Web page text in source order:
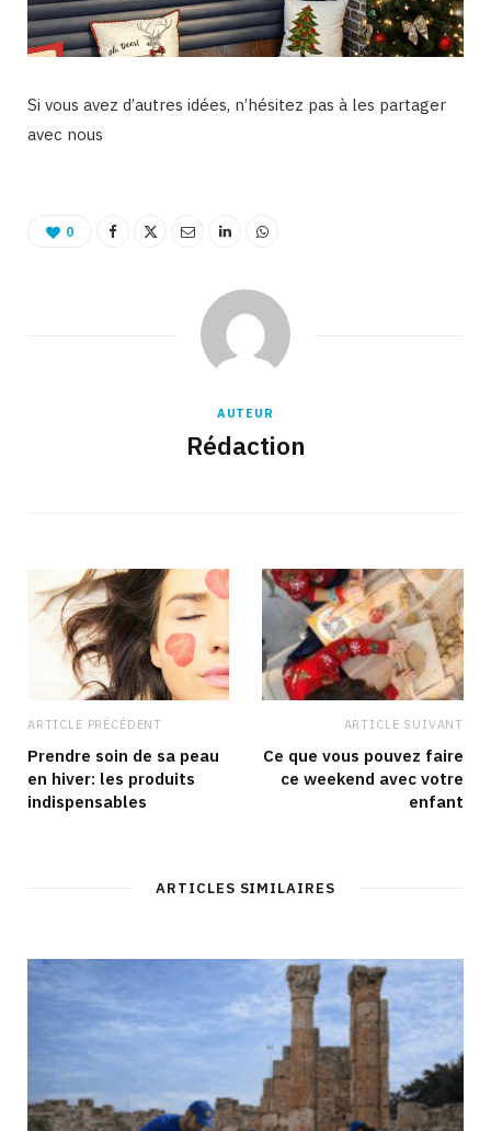
Si vous avez d’autres idées, n’hésitez pas à les partager
avec nous
0
AUTEUR
Rédaction
ARTICLE PRÉCÉDENT
Prendre soin de sa peau
en hiver: les produits
indispensables
ARTICLE SUIVANT
Ce que vous pouvez faire
ce weekend avec votre
enfant
ARTICLES SIMILAIRES